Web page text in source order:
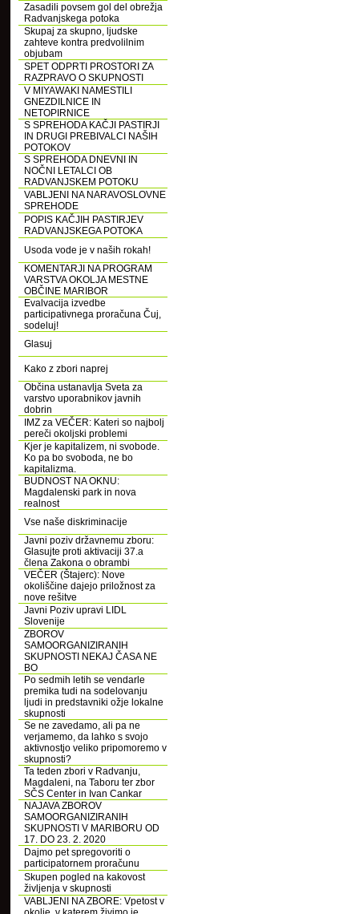
Zasadili povsem gol del obrežja
Radvanjskega potoka
Skupaj za skupno, ljudske
zahteve kontra predvolilnim
objubam
SPET ODPRTI PROSTORI ZA
RAZPRAVO O SKUPNOSTI
V MIYAWAKI NAMESTILI
GNEZDILNICE IN
NETOPIRNICE
S SPREHODA KAČJI PASTIRJI
IN DRUGI PREBIVALCI NAŠIH
POTOKOV
S SPREHODA DNEVNI IN
NOČNI LETALCI OB
RADVANJSKEM POTOKU
VABLJENI NA NARAVOSLOVNE
SPREHODE
POPIS KAČJIH PASTIRJEV
RADVANJSKEGA POTOKA
Usoda vode je v naših rokah!
KOMENTARJI NA PROGRAM
VARSTVA OKOLJA MESTNE
OBČINE MARIBOR
Evalvacija izvedbe
participativnega proračuna Čuj,
sodeluj!
Glasuj
Kako z zbori naprej
Občina ustanavlja Sveta za
varstvo uporabnikov javnih
dobrin
IMZ za VEČER: Kateri so najbolj
pereči okoljski problemi
Kjer je kapitalizem, ni svobode.
Ko pa bo svoboda, ne bo
kapitalizma.
BUDNOST NA OKNU:
Magdalenski park in nova
realnost
Vse naše diskriminacije
Javni poziv državnemu zboru:
Glasujte proti aktivaciji 37.a
člena Zakona o obrambi
VEČER (Štajerc): Nove
okoliščine dajejo priložnost za
nove rešitve
Javni Poziv upravi LIDL
Slovenije
ZBOROV
SAMOORGANIZIRANIH
SKUPNOSTI NEKAJ ČASA NE
BO
Po sedmih letih se vendarle
premika tudi na sodelovanju
ljudi in predstavniki ožje lokalne
skupnosti
Se ne zavedamo, ali pa ne
verjamemo, da lahko s svojo
aktivnostjo veliko pripomoremo v
skupnosti?
Ta teden zbori v Radvanju,
Magdaleni, na Taboru ter zbor
SČS Center in Ivan Cankar
NAJAVA ZBOROV
SAMOORGANIZIRANIH
SKUPNOSTI V MARIBORU OD
17. DO 23. 2. 2020
Dajmo pet spregovoriti o
participatornem proračunu
Skupen pogled na kakovost
življenja v skupnosti
VABLJENI NA ZBORE: Vpetost v